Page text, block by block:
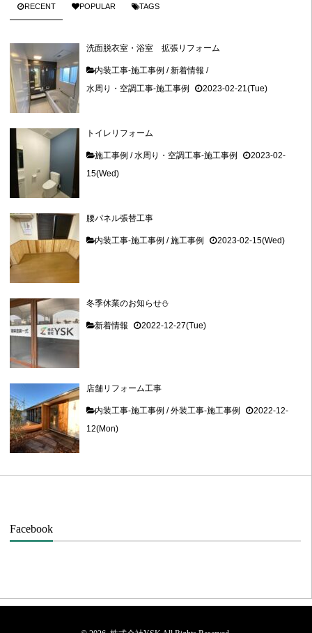
RECENT POPULAR TAGS
洗面脱衣室・浴室 拡張リフォーム
内装工事-施工事例 /新着情報 /
水周り・空調工事-施工事例
2023-02-21(Tue)
トイレリフォーム
施工事例 /水周り・空調工事-施工事例
2023-02-
15(Wed)
腰パネル張替工事
内装工事-施工事例 /施工事例 2023-02-15(Wed)
冬季休業のお知らせ⛄
新着情報 2022-12-27(Tue)
店舗リフォーム工事
内装工事-施工事例 /外装工事-施工事例
2022-12-
12(Mon)
Facebook